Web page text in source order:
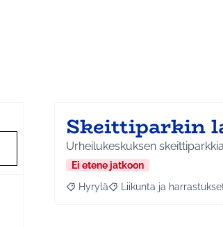
Skeittiparkin
Urheilukeskuksen
Ei etene jatkoon
Rajaa tulokset aihepiirin mukaan:
Hyrylä Rajaa tulokset teeman
Liikunta ja